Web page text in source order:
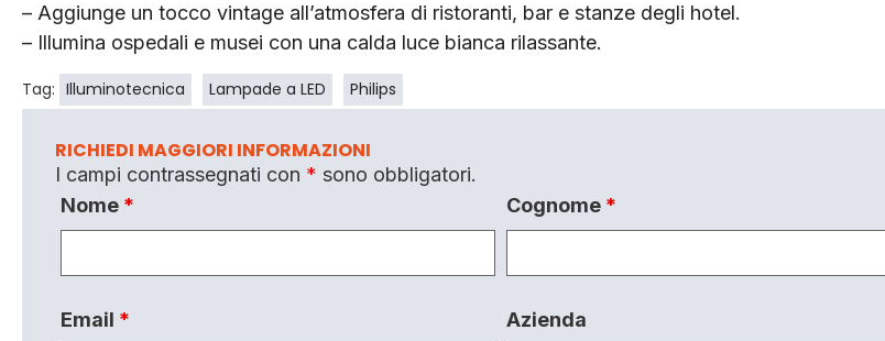
– Aggiunge un tocco vintage all’atmosfera di ristoranti, bar e stanze degli hotel.
– Illumina ospedali e musei con una calda luce bianca rilassante.
Tag: Illuminotecnica Lampade a LED Philips
RICHIEDI MAGGIORI INFORMAZIONI
I campi contrassegnati con * sono obbligatori.
Nome * Cognome *
Email * Azienda